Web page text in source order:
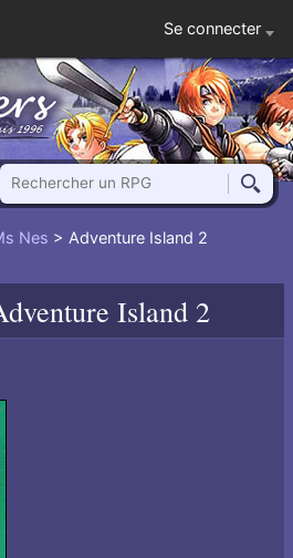
Se connecter
Rechercher un RPG
Nes > Adventure Island 2
Island 2